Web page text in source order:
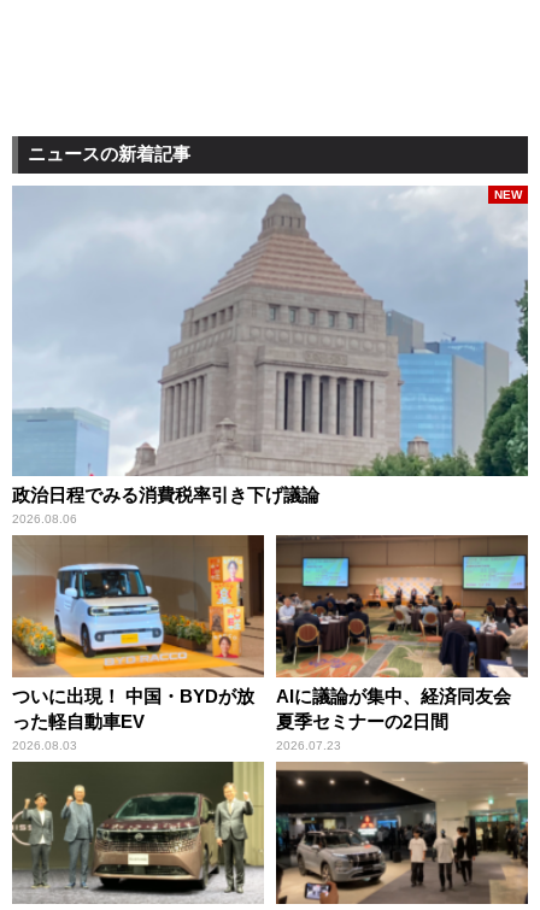
ニュースの新着記事
政治日程でみる消費税率引き下げ議論
2026.08.06
NEW
ついに出現！ 中国・BYDが放
った軽自動車EV
2026.08.03
AIに議論が集中、経済同友会
夏季セミナーの2日間
2026.07.23